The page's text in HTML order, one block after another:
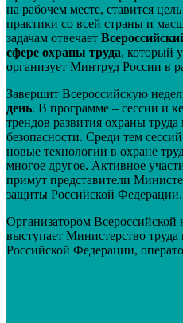
на рабочем месте, ставится
практики со всей страны и
задачам отвечает
сфере охраны труда, который
организует Минтруд России в
Завершит Всероссийскую
день. В программе – сессии и
трендов развития охраны
безопасности. Среди тем
новые технологии в охране
многое другое. Активное
примут представители
защиты Российской Федерации.
Организатором Всероссийской
выступает Министерство
Российской Федерации,